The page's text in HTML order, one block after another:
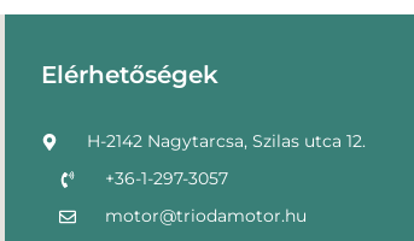
Elérhetőségek
H-2142 Nagytarcsa, Szilas utca 12.
+36-1-297-3057
motor@triodamotor.hu